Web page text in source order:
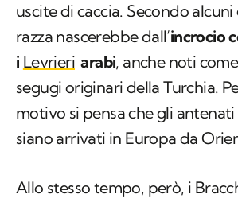
uscite di caccia. Secondo
razza nascerebbe dall’incrocio
i Levrieri arabi, anche noti
segugi originari della Turchia.
motivo si pensa che gli antenati
siano arrivati in Europa da
Allo stesso tempo, però, i